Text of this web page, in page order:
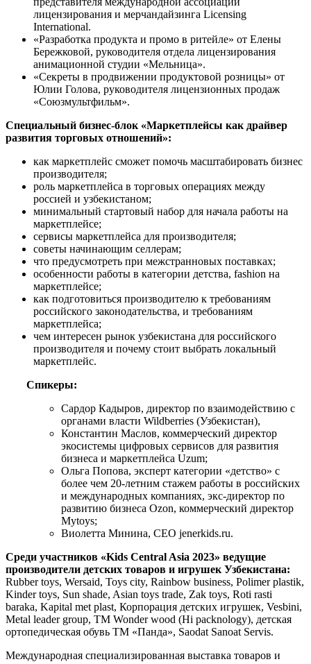
лицензирования и мерчандайзинга Licensing
International.
«Разработка продукта и промо в ритейле» от Елены
Бережковой, руководителя отдела лицензирования
анимационной студии «Мельница».
«Секреты в продвижении продуктовой розницы» от
Юлии Голова, руководителя лицензионных продаж
«Союзмультфильм».
Специальный бизнес-блок «Маркетплейсы как драйвер
развития торговых отношений»:
как маркетплейс сможет помочь масштабировать бизнес
производителя;
роль маркетплейса в торговых операциях между
россией и узбекистаном;
минимальный стартовый набор для начала работы на
маркетплейсе;
сервисы маркетплейса для производителя;
советы начинающим селлерам;
что предусмотреть при межстранновых поставках;
особенности работы в категории детства, fashion на
маркетплейсе;
как подготовиться производителю к требованиям
российского законодательства, и требованиям
маркетплейса;
чем интересен рынок узбекистана для российского
производителя и почему стоит выбрать локальный
маркетплейс.
Спикеры:
Сардор Кадыров, директор по взаимодействию с
органами власти Wildberries (Узбекистан),
Константин Маслов, коммерческий директор
экосистемы цифровых сервисов для развития
бизнеса и маркетплейса Uzum;
Ольга Попова, эксперт категории «детство» с
более чем 20-летним стажем работы в российских
и международных компаниях, экс-директор по
развитию бизнеса Ozon, коммерческий директор
Mytoys;
Виолетта Минина, CEO jenerkids.ru.
Среди участников «Kids Central Asia 2023» ведущие
производители детских товаров и игрушек Узбекистана:
Rubber toys, Wersaid, Toys city, Rainbow business, Polimer plastik,
Kinder toys, Sun shade, Asian toys trade, Zak toys, Roti rasti
baraka, Kapital met plast, Корпорация детских игрушек, Vesbini,
Metal leader group, TM Wonder wood (Hi packnology), детская
ортопедическая обувь ТМ «Панда», Saodat Sanoat Servis.
Международная специализированная выставка товаров и